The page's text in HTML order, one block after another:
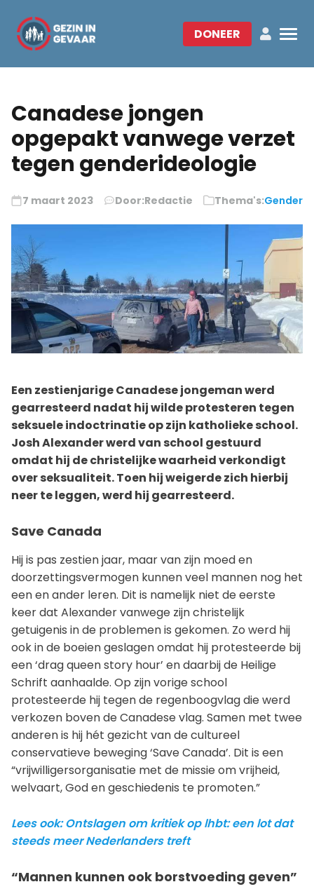
DONEER
Canadese jongen
opgepakt vanwege verzet
tegen genderideologie
7 maart 2023 Door:Redactie Thema's:Gender
Een zestienjarige Canadese jongeman werd
gearresteerd nadat hij wilde protesteren tegen
seksuele indoctrinatie op zijn katholieke school.
Josh Alexander werd van school gestuurd
omdat hij de christelijke waarheid verkondigt
over seksualiteit. Toen hij weigerde zich hierbij
neer te leggen, werd hij gearresteerd.
Save Canada
Hij is pas zestien jaar, maar van zijn moed en
doorzettingsvermogen kunnen veel mannen nog het
een en ander leren. Dit is namelijk niet de eerste
keer dat Alexander vanwege zijn christelijk
getuigenis in de problemen is gekomen. Zo werd hij
ook in de boeien geslagen omdat hij protesteerde bij
een ‘drag queen story hour’ en daarbij de Heilige
Schrift aanhaalde. Op zijn vorige school
protesteerde hij tegen de regenboogvlag die werd
verkozen boven de Canadese vlag. Samen met twee
anderen is hij hét gezicht van de cultureel
conservatieve beweging ‘Save Canada’. Dit is een
“vrijwilligersorganisatie met de missie om vrijheid,
welvaart, God en geschiedenis te promoten.”
Lees ook: Ontslagen om kritiek op lhbt: een lot dat
steeds meer Nederlanders treft
“Mannen kunnen ook borstvoeding geven”